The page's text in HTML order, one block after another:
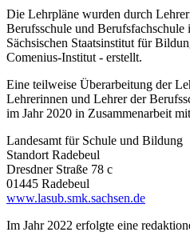
Die Lehrpläne wurden durch
Berufsschule und Berufsfachschule
Sächsischen Staatsinstitut für
Comenius-Institut - erstellt.
Eine teilweise Überarbeitung der
Lehrerinnen und Lehrer der
im Jahr 2020 in Zusammenarbeit
Landesamt für Schule und Bildung
Standort Radebeul
Dresdner Straße 78 c
01445 Radebeul
www.lasub.smk.sachsen.de
Im Jahr 2022 erfolgte eine